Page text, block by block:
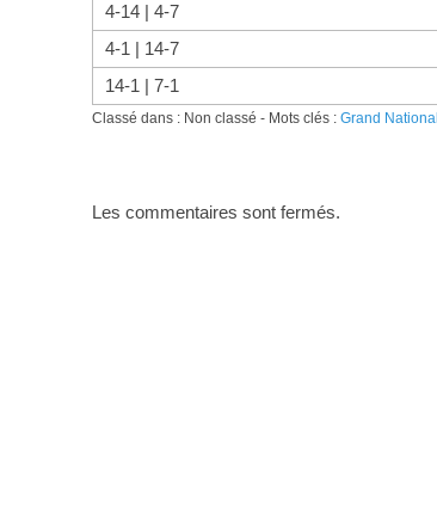
4-14 | 4-7
4-1 | 14-7
14-1 | 7-1
Classé dans : Non classé - Mots clés : Grand
Les commentaires sont fermés.